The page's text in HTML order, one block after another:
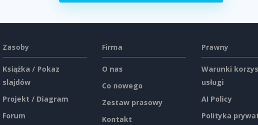
Zasoby
Książka / Pokaz
slajdów
Projekt / Diagram
Forum
Firma
O nas
Co nowego
Zestaw prasowy
Kontakt
Prawny
Warunki
usługi
AI Policy
Polityka